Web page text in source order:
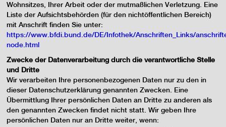
Wohnsitzes, Ihrer Arbeit oder der mutmaßlichen Verletzung. Eine
Liste der Aufsichtsbehörden (für den nichtöffentlichen Bereich)
mit Anschrift finden Sie unter:
https://www.bfdi.bund.de/DE/Infothek/Anschriften_Links/
node.html
Zwecke der Datenverarbeitung durch die verantwortliche Stelle
und Dritte
Wir verarbeiten Ihre personenbezogenen Daten nur zu den in
dieser Datenschutzerklärung genannten Zwecken. Eine
Übermittlung Ihrer persönlichen Daten an Dritte zu anderen als
den genannten Zwecken findet nicht statt. Wir geben Ihre
persönlichen Daten nur an Dritte weiter, wenn: